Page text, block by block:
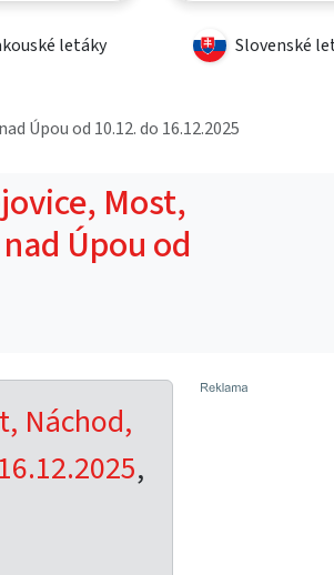
letáky Slovenské
Úpou od 10.12. do 16.12.2025
Most,
Úpou od
Náchod,
,